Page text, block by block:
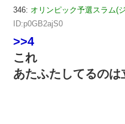
346: オリンピック予選スラム(
ID:p0GB2ajS0
>>4
これ
あたふたしてるのは